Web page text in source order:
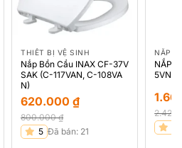
THIẾT BỊ VỆ SINH
Nắp Bồn Cầu INAX CF-37V
SAK (C-117VAN, C-108VA
N)
800.000₫
Giá
620.000₫
Giá 5 Đã bán: 21
NẮP
NẮP
5VN
Giá
Giá